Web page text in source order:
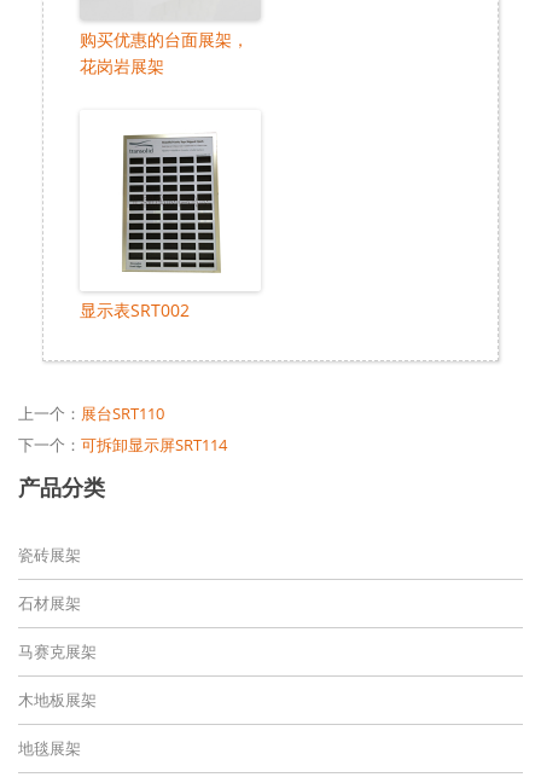
购买优惠的台面展架，
花岗岩展架
显示表SRT002
上一个： 展台SRT110
下一个： 可拆卸显示屏SRT114
产品分类
瓷砖展架
石材展架
马赛克展架
木地板展架
地毯展架